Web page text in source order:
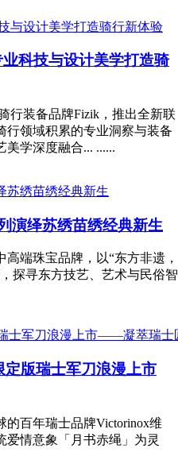
科技与设计美学打造骑
行装备品牌Fizik，推出全新联
行领域积累的专业洞察与装备
学深度融合... ......
演绎苏绣苗绣经典新生
端珠宝品牌，以“东方非遗，
探寻东方技艺、艺术与民俗智
版瑞士军刀浪漫上市
百年瑞士品牌Victorinox维
爱情意象「月书赤绳」为灵